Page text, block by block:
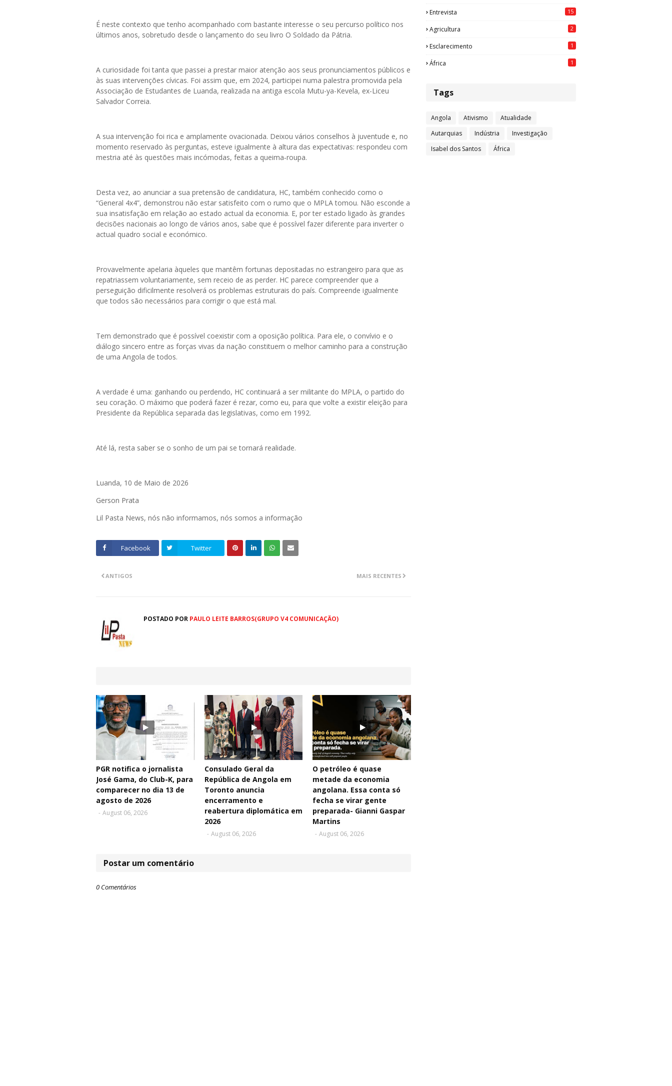
É neste contexto que tenho acompanhado com bastante interesse o seu percurso político nos
últimos anos, sobretudo desde o lançamento do seu livro O Soldado da Pátria.
A curiosidade foi tanta que passei a prestar maior atenção aos seus pronunciamentos públicos e
às suas intervenções cívicas. Foi assim que, em 2024, participei numa palestra promovida pela
Associação de Estudantes de Luanda, realizada na antiga escola Mutu-ya-Kevela, ex-Liceu
Salvador Correia.
A sua intervenção foi rica e amplamente ovacionada. Deixou vários conselhos à juventude e, no
momento reservado às perguntas, esteve igualmente à altura das expectativas: respondeu com
mestria até às questões mais incómodas, feitas a queima‑roupa.
Desta vez, ao anunciar a sua pretensão de candidatura, HC, também conhecido como o
“General 4x4”, demonstrou não estar satisfeito com o rumo que o MPLA tomou. Não esconde a
sua insatisfação em relação ao estado actual da economia. E, por ter estado ligado às grandes
decisões nacionais ao longo de vários anos, sabe que é possível fazer diferente para inverter o
actual quadro social e económico.
Provavelmente apelaria àqueles que mantêm fortunas depositadas no estrangeiro para que as
repatriassem voluntariamente, sem receio de as perder. HC parece compreender que a
perseguição dificilmente resolverá os problemas estruturais do país. Compreende igualmente
que todos são necessários para corrigir o que está mal.
Tem demonstrado que é possível coexistir com a oposição política. Para ele, o convívio e o
diálogo sincero entre as forças vivas da nação constituem o melhor caminho para a construção
de uma Angola de todos.
A verdade é uma: ganhando ou perdendo, HC continuará a ser militante do MPLA, o partido do
seu coração. O máximo que poderá fazer é rezar, como eu, para que volte a existir eleição para
Presidente da República separada das legislativas, como em 1992.
Até lá, resta saber se o sonho de um pai se tornará realidade.
Luanda, 10 de Maio de 2026
Gerson Prata
Lil Pasta News, nós não informamos, nós somos a informação
Facebook Twitter
MAIS RECENTES
ANTIGOS
POSTADO POR PAULO LEITE BARROS(GRUPO V4 COMUNICAÇÃO)
PGR notifica o jornalista
José Gama, do Club-K, para
comparecer no dia 13 de
agosto de 2026
- August 06, 2026
Consulado Geral da
República de Angola em
Toronto anuncia
encerramento e
reabertura diplomática em
2026
- August 06, 2026
O petróleo é quase
metade da economia
angolana. Essa conta só
fecha se virar gente
preparada- Gianni Gaspar
Martins
- August 06, 2026
Postar um comentário
0 Comentários
Entrevista 15
Agricultura 2
Esclarecimento 1
África 1
Tags
Angola Ativismo
Atualidade
Autarquias
Indústria
Investigação
Isabel dos Santos
África